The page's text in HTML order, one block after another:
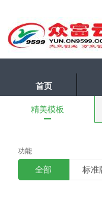
首页
精美模板
功能
全部 标准